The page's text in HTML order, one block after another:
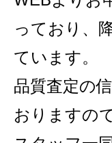
っており、
ています。
品質査定の
おりますの